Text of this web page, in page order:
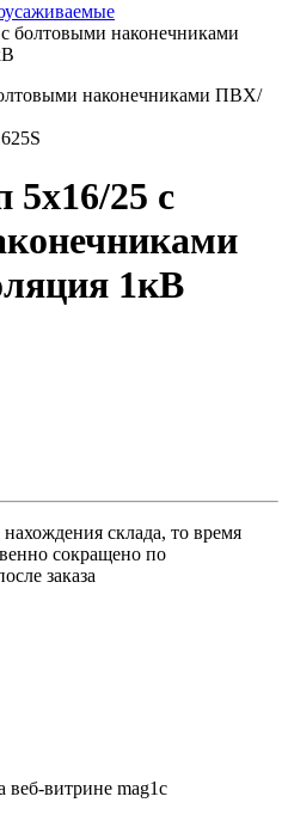
болтовыми наконечниками
25 с
1кВ
склада, то время
сокращено по
заказа
витрине mag1c